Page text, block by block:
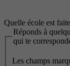
Quelle école est
Réponds à
qui te
Les champs